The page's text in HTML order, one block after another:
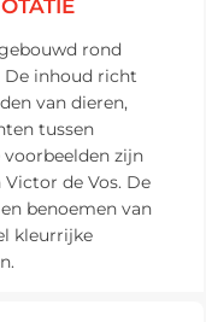
rond
De inhoud richt
van dieren,
tussen
zijn
de Vos. De
benoemen van
kleurrijke